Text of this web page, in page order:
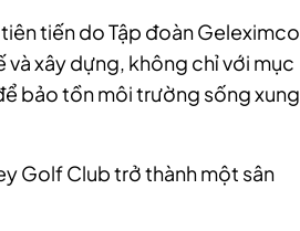
tiến do Tập đoàn Geleximco
xây dựng, không chỉ với mục
bảo tồn môi trường sống xung
Golf Club trở thành một sân